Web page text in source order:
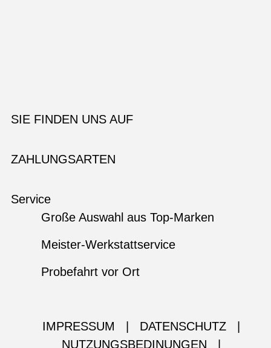
SIE FINDEN UNS AUF
ZAHLUNGSARTEN
Service
Große Auswahl aus Top-Marken
Meister-Werkstattservice
Probefahrt vor Ort
IMPRESSUM DATENSCHUTZ
NUTZUNGSBEDINUNGEN